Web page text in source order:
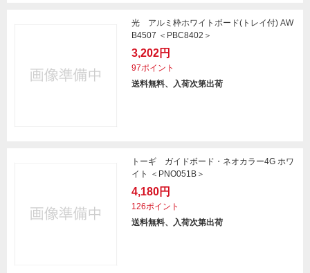
光 アルミ枠ホワイトボード(トレイ付) AW
B4507 ＜PBC8402＞
3,202円
97ポイント
送料無料、入荷次第出荷
トーギ ガイドボード・ネオカラー4G ホワ
イト ＜PNO051B＞
4,180円
126ポイント
送料無料、入荷次第出荷